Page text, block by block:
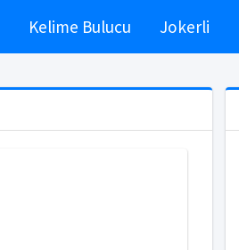
Kelime Bulucu Jokerli